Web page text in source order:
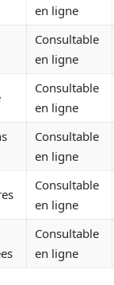
en ligne
Consultable
en ligne
Consultable
en ligne
Consultable
en ligne
Consultable
en ligne
Consultable
en ligne